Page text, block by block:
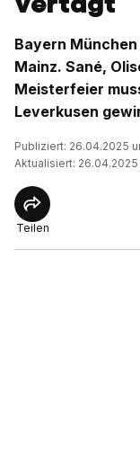
Bayern
Mainz. Sané,
Meisterfeier
Leverkusen
Publiziert: 26.04.2025
Aktualisiert: 26.04.2025
Teilen